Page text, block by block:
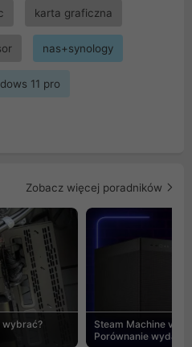
karta graficzna
nas+synology
11 pro
Zobacz więcej poradników
wybrać?
Steam Machine vs
Porównanie